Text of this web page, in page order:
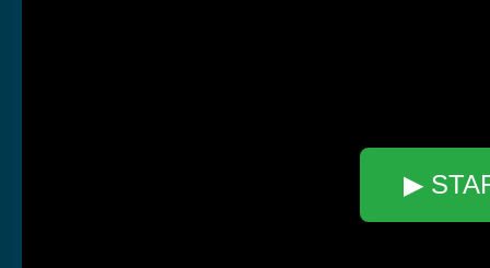
▶